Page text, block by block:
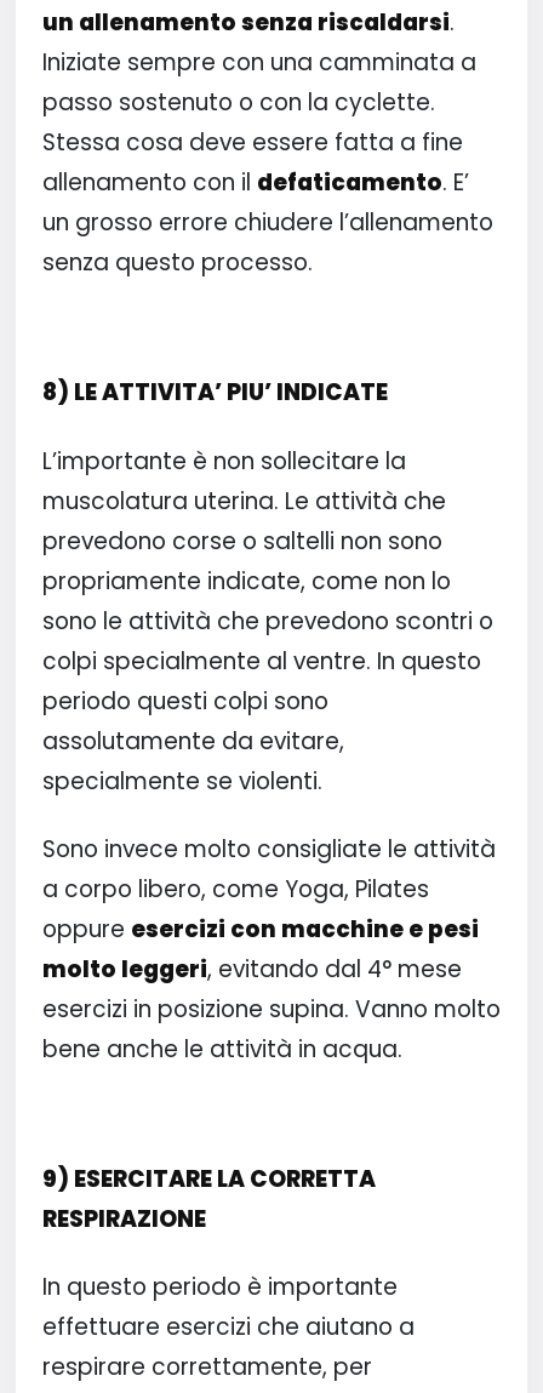
un allenamento senza riscaldarsi.
Iniziate sempre con una camminata a
passo sostenuto o con la cyclette.
Stessa cosa deve essere fatta a fine
allenamento con il defaticamento. E’
un grosso errore chiudere l’allenamento
senza questo processo.
8) LE ATTIVITA’ PIU’ INDICATE
L’importante è non sollecitare la
muscolatura uterina. Le attività che
prevedono corse o saltelli non sono
propriamente indicate, come non lo
sono le attività che prevedono scontri o
colpi specialmente al ventre. In questo
periodo questi colpi sono
assolutamente da evitare,
specialmente se violenti.
Sono invece molto consigliate le attività
a corpo libero, come Yoga, Pilates
oppure esercizi con macchine e pesi
molto leggeri, evitando dal 4° mese
esercizi in posizione supina. Vanno molto
bene anche le attività in acqua.
9) ESERCITARE LA CORRETTA
RESPIRAZIONE
In questo periodo è importante
effettuare esercizi che aiutano a
respirare correttamente, per